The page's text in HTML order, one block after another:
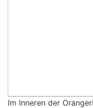
Im Inneren der